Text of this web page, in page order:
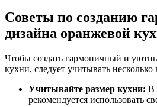
Советы по созданию
дизайна оранжевой
Чтобы создать гармоничный и
кухни, следует учитывать
Учитывайте размер кухни: В
рекомендуется использовать